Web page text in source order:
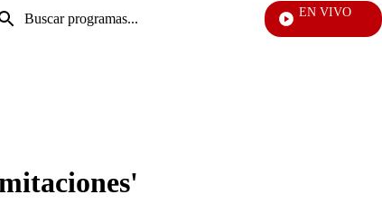
Entrada
de
EN VIVO